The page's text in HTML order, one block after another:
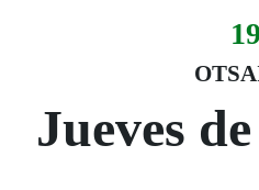
19
Jueves